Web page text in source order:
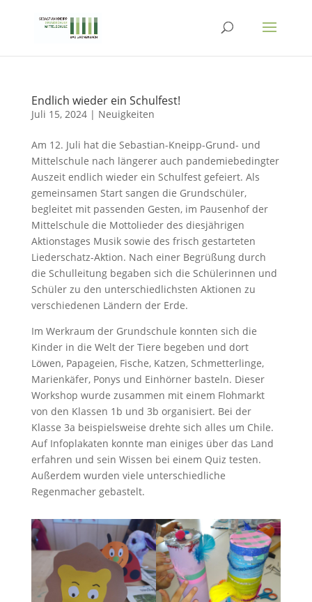
Endlich wieder ein Schulfest!
Juli 15, 2024| Neuigkeiten
Am 12. Juli hat die Sebastian-Kneipp-Grund- und
Mittelschule nach längerer auch pandemiebedingter
Auszeit endlich wieder ein Schulfest gefeiert. Als
gemeinsamen Start sangen die Grundschüler,
begleitet mit passenden Gesten, im Pausenhof der
Mittelschule die Mottolieder des diesjährigen
Aktionstages Musik sowie des frisch gestarteten
Liederschatz-Aktion. Nach einer Begrüßung durch
die Schulleitung begaben sich die Schülerinnen und
Schüler zu den unterschiedlichsten Aktionen zu
verschiedenen Ländern der Erde.
Im Werkraum der Grundschule konnten sich die
Kinder in die Welt der Tiere begeben und dort
Löwen, Papageien, Fische, Katzen, Schmetterlinge,
Marienkäfer, Ponys und Einhörner basteln. Dieser
Workshop wurde zusammen mit einem Flohmarkt
von den Klassen 1b und 3b organisiert. Bei der
Klasse 3a beispielsweise drehte sich alles um Chile.
Auf Infoplakaten konnte man einiges über das Land
erfahren und sein Wissen bei einem Quiz testen.
Außerdem wurden viele unterschiedliche
Regenmacher gebastelt.